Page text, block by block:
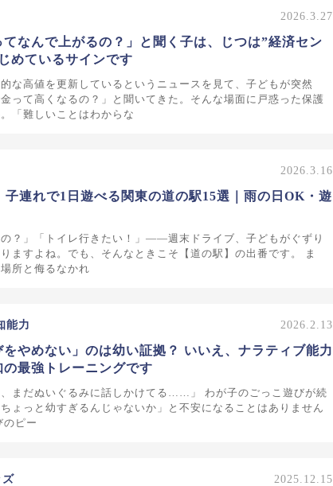
2026.3.27
てなんで上がるの？」と聞く子は、じつは”経済セン
めているサインです
な高値を更新しているというニュースを見て、子どもが突然
金って高くなるの？」と聞いてきた。そんな場面に戸惑った保護
「難しいことはわからな
2026.3.16
子連れで1日遊べる関東の道の駅15選｜雨の日OK・遊
の？」「トイレ行きたい！」——週末ドライブ、子どもがぐずり
ますよね。でも、そんなときこそ【道の駅】の出番です。 ま
所と侮るなかれ
能力 2026.2.13
をやめない」のは幼い証拠？ いいえ、ナラティブ能力
の最強トレーニングです
、まだぬいぐるみに話しかけてる……」 わが子のごっこ遊びが続
ょっと幼すぎるんじゃないか」と不安になることはありません
のピー
ズ 2025.12.15